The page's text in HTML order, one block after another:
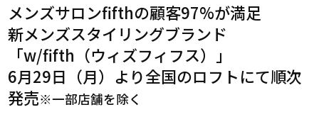
メンズサロンfifthの顧客97%が満足
新メンズスタイリングブランド
「w/fifth（ウィズフィフス）」
6月29日（月）より全国のロフトにて順次
発売※一部店舗を除く